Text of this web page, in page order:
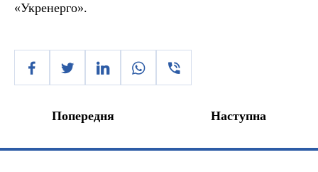
«Укренерго».
Попередня Наступна